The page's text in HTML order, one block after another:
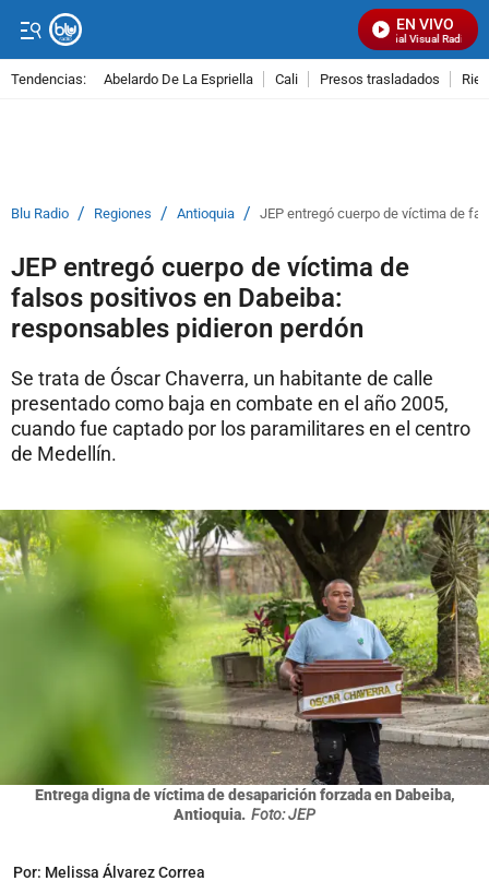
EN VIVO
Señal Visual Radio
Tendencias: Abelardo De La Espriella Cali Presos trasladados
Blu Radio / Regiones / Antioquia / JEP entregó cuerpo de víctima de
JEP entregó cuerpo de víctima de
falsos positivos en Dabeiba:
responsables pidieron perdón
Se trata de Óscar Chaverra, un habitante de calle
presentado como baja en combate en el año 2005,
cuando fue captado por los paramilitares en el centro
de Medellín.
Entrega digna de víctima de desaparición forzada en Dabeiba,
Antioquia. Foto: JEP
Por: Melissa Álvarez Correa